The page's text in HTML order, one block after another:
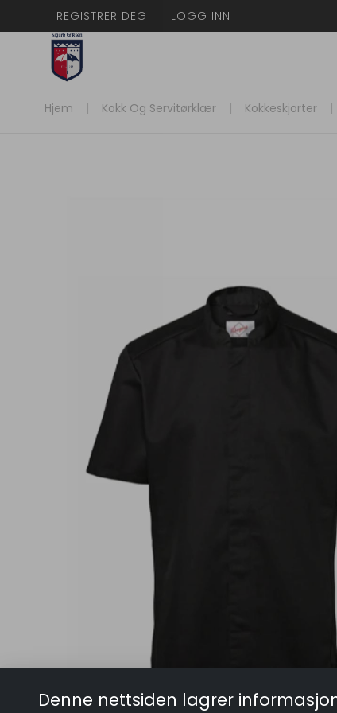
REGISTRER DEG LOGG INN
Hjem Kokk Og Servitørklær Kokkeskjorter
Denne nettsiden lagrer